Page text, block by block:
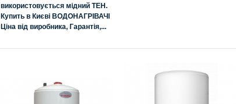
використовується мідний ТЕН.
Купить в Києві ВОДОНАГРІВАЧІ
Ціна від виробника, Гарантія,...